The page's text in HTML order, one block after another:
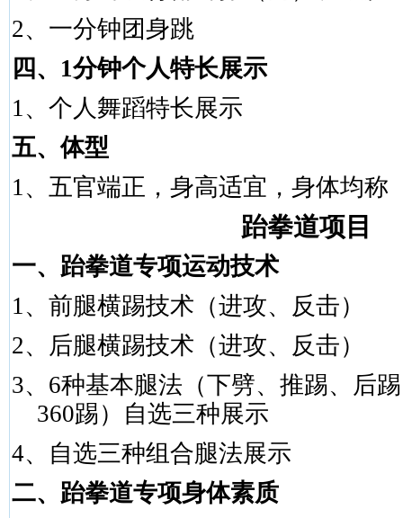
2、一分钟团身跳
四、 1分钟个人特长展示
1、个人舞蹈特长展示
五、体型
1、五官端正，身高适宜，身体均称
跆拳道项目
一、跆拳道专项运动技术
1、前腿横踢技术（进攻、反击）
2、后腿横踢技术（进攻、反击）
3、 6种基本腿法（下劈、推踢、后
360踢）自选三种展示
4、自选三种组合腿法展示
二、跆拳道专项身体素质